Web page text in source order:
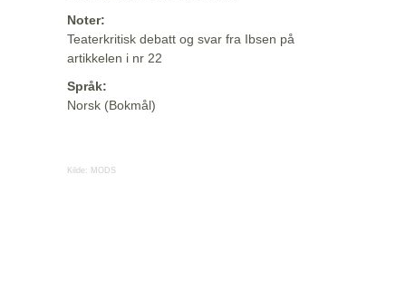
Noter:
Teaterkritisk debatt og svar fra Ibsen på
artikkelen i nr 22
Språk:
Norsk (Bokmål)
Kilde: MODS